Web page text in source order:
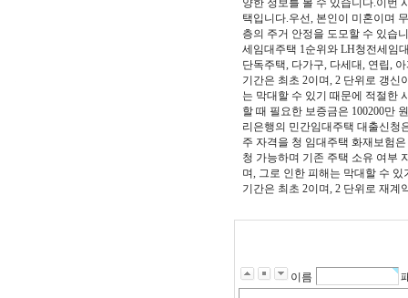
양한 정보를 볼 수 있습니다.이번
택입니다.우선, 본인이 미혼이며
층의 주거 안정을 도모할 수 있습
세임대주택 1순위와 LH청전세임
단독주택, 다가구, 다세대, 연립,
기간은 최초 2이며, 2 단위로 갱
는 막대할 수 있기 때문에 적절한
할 때 필요한 보증금은 100200만
리은행의 민간임대주택 대출신청
주 자격을 청 임대주택 화재보험
청 가능하며 기존 주택 소유 여부
며, 그로 인한 피해는 막대할 수
기간은 최초 2이며, 2 단위로 재
이름